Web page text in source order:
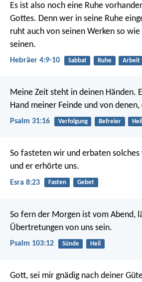
Es ist also noch eine Ruhe
Gottes. Denn wer in seine Ruhe
ruht auch von seinen Werken so
seinen.
Hebräer 4:9-10 Sabbat Ruhe Arbeit
Meine Zeit steht in deinen Händen.
Hand meiner Feinde und von
Psalm 31:16 Verfolgung Befreier Heil
So fasteten wir und erbaten
und er erhörte uns.
Esra 8:23 Fasten Gebet
So fern der Morgen ist vom Abend,
Übertretungen von uns sein.
Psalm 103:12 Sünde Heil
Gott, sei mir gnädig nach deiner